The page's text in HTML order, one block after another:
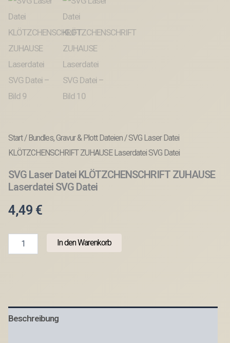
Start/Bundles, Gravur & Plott Dateien/ SVG Laser Datei
KLÖTZCHENSCHRIFT ZUHAUSE Laserdatei SVG Datei
SVG Laser Datei KLÖTZCHENSCHRIFT ZUHAUSE
Laserdatei SVG Datei
4,49 €
Datei
Menge
In den Warenkorb
Beschreibung